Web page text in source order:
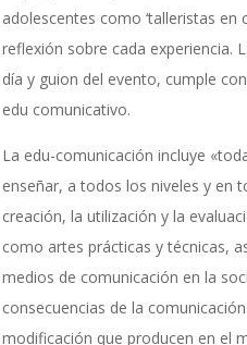
adolescentes como ‘talleristas en
reflexión sobre cada experiencia.
día y guion del evento, cumple
edu comunicativo.
La edu-comunicación incluye
enseñar, a todos los niveles y en
creación, la utilización y la
como artes prácticas y técnicas,
medios de comunicación en la
consecuencias de la
modificación que producen en el